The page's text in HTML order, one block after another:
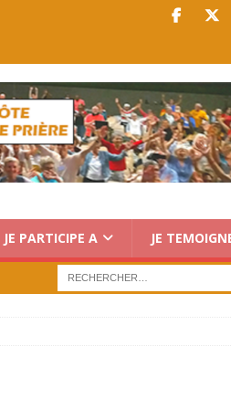
JE PARTICIPE A JE